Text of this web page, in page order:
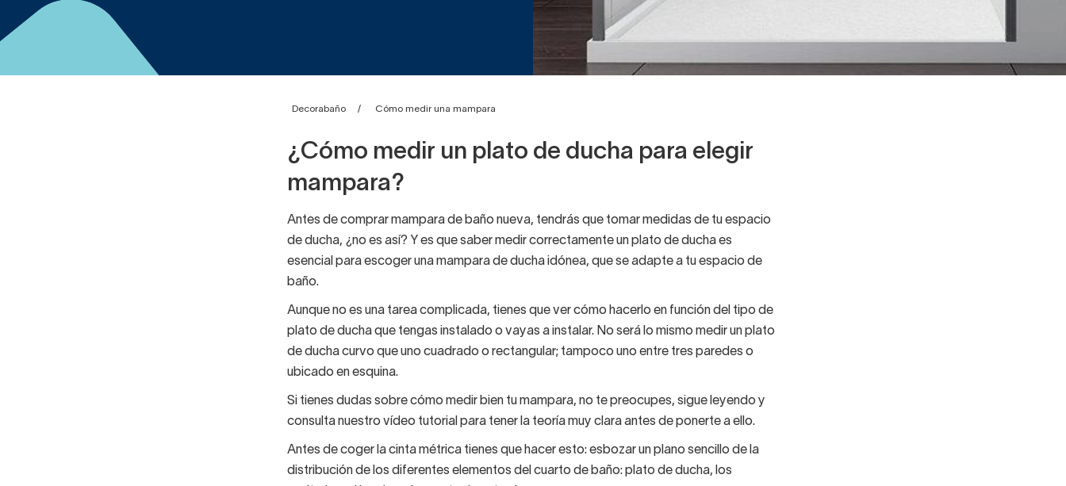
Decorabaño Cómo medir una mampara
¿Cómo medir un plato de ducha para elegir
mampara?
Antes de comprar mampara de baño nueva, tendrás que tomar medidas de tu espacio
de ducha, ¿no es así? Y es que saber medir correctamente un plato de ducha es
esencial para escoger una mampara de ducha idónea, que se adapte a tu espacio de
baño.
Aunque no es una tarea complicada, tienes que ver cómo hacerlo en función del tipo de
plato de ducha que tengas instalado o vayas a instalar. No será lo mismo medir un plato
de ducha curvo que uno cuadrado o rectangular; tampoco uno entre tres paredes o
ubicado en esquina.
Si tienes dudas sobre cómo medir bien tu mampara, no te preocupes, sigue leyendo y
consulta nuestro vídeo tutorial para tener la teoría muy clara antes de ponerte a ello.
Antes de coger la cinta métrica tienes que hacer esto: esbozar un plano sencillo de la
distribución de los diferentes elementos del cuarto de baño: plato de ducha, los